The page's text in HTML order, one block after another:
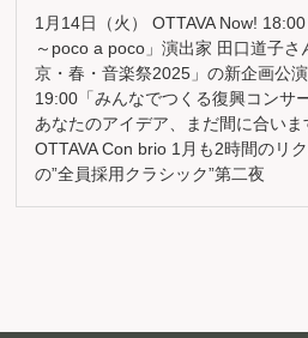
1月14日（火） OTTAVA Now!
～poco a poco」演出家 田口道子さ
京・春・音楽祭2025」の新企画公演
19:00「みんなでつくる復興コンサ
あなたのアイデア、まだ間に合い
OTTAVA Con brio 1月も2時間のリ
の”全員採用クラシック”第二夜